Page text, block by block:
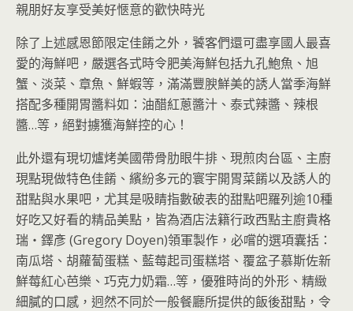
親朋好友享受美好愜意的歡快時光
除了上述感恩節限定佳餚之外，饕客們還可盡享國人最喜
愛的海鮮吧，嚴選各式時令肥美海鮮包括九孔鮑魚、旭
蟹、淡菜、章魚、鮮蝦等，滿滿豐腴鮮美的誘人當季海鮮
搭配多種開胃醬料如：油醋紅蔥醬汁、泰式辣醬、辣根
醬…等，絕對擄獲海鮮控的心！
此外還有現切爐烤美國帶骨肋眼牛排、現煎肉台區、主廚
現點現做特色佳餚、繽紛多元的寰宇開胃菜餚以及誘人的
甜點與水果吧，尤其是吸睛指數破表的甜點吧羅列逾10種
好吃又好看的精品美點，皆為酒店法籍行政西點主廚貴格
瑞‧鐸彥 (Gregory Doyen)領軍製作，必嚐的選項囊括：
南瓜塔、胡蘿蔔蛋糕、藍莓起司蛋糕塔、覆盆子慕斯佐新
鮮莓紅心芭樂、巧克力奶霜…等，優雅時尚的外形、精緻
細膩的口感，迥然不同於一般餐廳所提供的飯後甜點，令